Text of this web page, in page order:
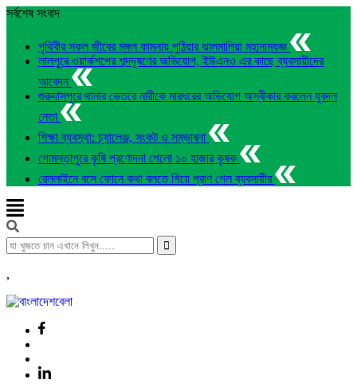
সর্বশেষ সংবাদ
পৃথিবীর সকল জীবের মঙ্গল কামনায় পুঠিয়ার ঝালমালিয়া মহানামযজ্ঞ
লালপুরে ওয়ার্কশপের শব্দদূষণের অভিযোগ, ইউএনও এর কাছে ব্যবসায়ীদের
আবেদন
গুরুদাসপুরে থানার ভেতরে নারীকে মারধরের অভিযোগ অস্বীকার করলেন যুবদল
নেতা
শিক্ষা ব্যবস্থা: চ্যালেঞ্জ, সংকট ও সম্ভাবনা
গোমস্তাপুরে কৃষি প্রণোদনা পেলো ১০ হাজার কৃষক
রেললাইনে বসে ফোনে কথা বলতে গিয়ে প্রাণ গেল ব্যবসায়ীর
,